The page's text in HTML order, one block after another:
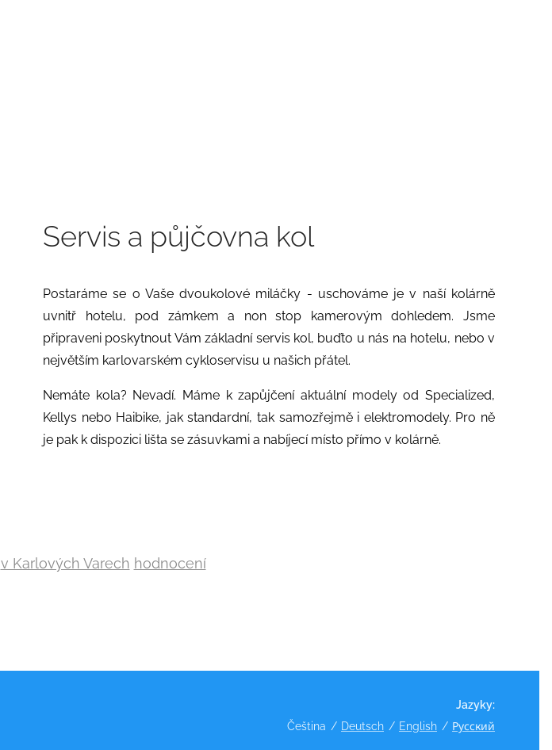
Servis a půjčovna kol
Postaráme se o Vaše dvoukolové miláčky - uschováme je v naší kolárně
uvnitř hotelu, pod zámkem a non stop kamerovým dohledem. Jsme
připraveni poskytnout Vám základní servis kol, buďto u nás na hotelu, nebo v
největším karlovarském cykloservisu u našich přátel.
Nemáte kola? Nevadí. Máme k zapůjčení aktuální modely od Specialized,
Kellys nebo Haibike, jak standardní, tak samozřejmě i elektromodely. Pro ně
je pak k dispozici lišta se zásuvkami a nabíjecí místo přímo v kolárně.
v Karlových Varech hodnocení
Jazyky
Čeština
Deutsch English Русский